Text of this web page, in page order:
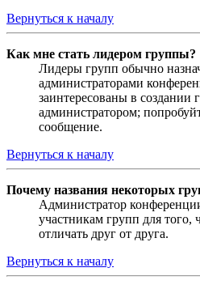
Вернуться к началу
Как мне стать лидером группы?
Лидеры групп обычно
администраторами
заинтересованы в создании
администратором;
сообщение.
Вернуться к началу
Почему названия некоторых
Администратор
участникам групп для
отличать друг от друга.
Вернуться к началу